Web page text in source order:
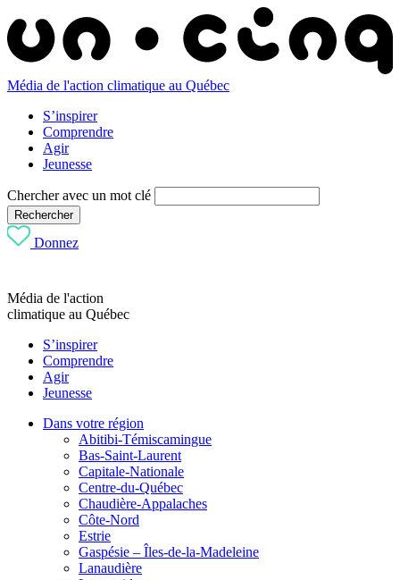
Média de l'action climatique au Québec
S’inspirer
Comprendre
Agir
Jeunesse
Chercher avec un mot clé
Rechercher
Donnez
Média de l'action
climatique au Québec
S’inspirer
Comprendre
Agir
Jeunesse
Dans votre région
Abitibi-Témiscamingue
Bas-Saint-Laurent
Capitale-Nationale
Centre-du-Québec
Chaudière-Appalaches
Côte-Nord
Estrie
Gaspésie – Îles-de-la-Madeleine
Lanaudière